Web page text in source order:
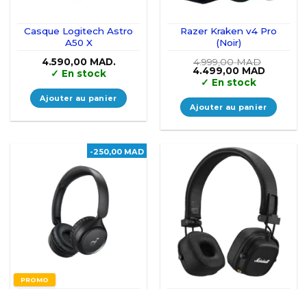
Casque Logitech Astro
A50 X
4.590,00 MAD.
✓ En stock
Ajouter au panier
Razer Kraken v4 Pro
(Noir)
4.999,00MAD
Le
prix
initial
était :
4.999,00 MAD.
4.499,00 MADLe
est :
✓ En stock
Ajouter au panier
-250,00 MAD
PROMO